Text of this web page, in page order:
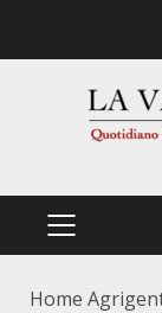
PRIMÄRES
Home